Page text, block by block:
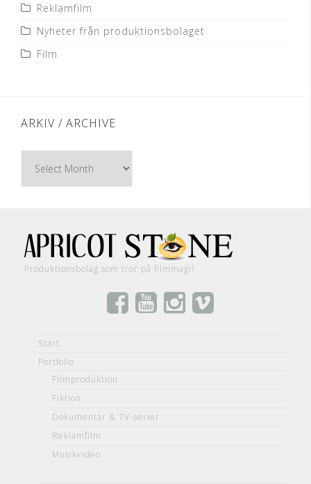
Reklamfilm
Nyheter från produktionsbolaget
Film
ARKIV / ARCHIVE
Produktionsbolag som tror på filmmagi!
Start
Portfolio
Filmproduktion
Fiktion
Dokumentär & TV-serier
Reklamfilm
Musikvideo